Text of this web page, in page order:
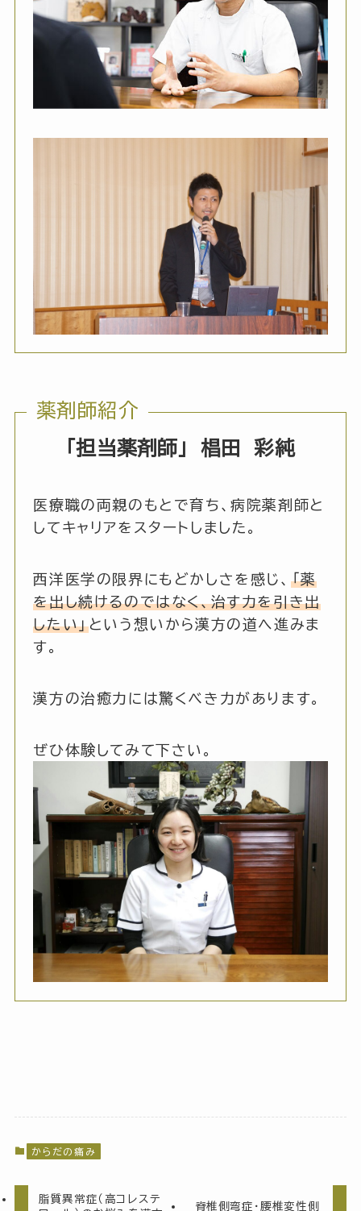
薬剤師紹介
「担当薬剤師」 椙田 彩純
医療職の両親のもとで育ち、病院薬剤師と
してキャリアをスタートしました。
西洋医学の限界にもどかしさを感じ、 「薬
を出し続けるのではなく、治す力を引き出
したい」という想いから漢方の道へ進みま
す。
漢方の治癒力には驚くべき力があります。
ぜひ体験してみて下さい。
からだの痛み
脂質異常症（高コレステ
脊椎側弯症・腰椎変性側